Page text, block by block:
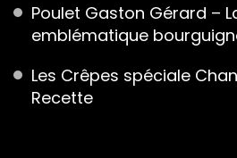
Poulet Gaston Gérard –
emblématique
Les Crêpes spéciale
Recette